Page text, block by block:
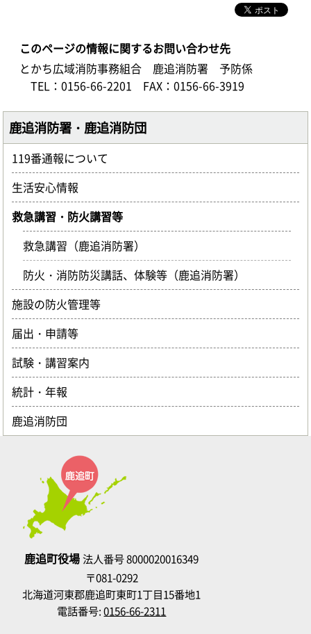
このページの情報に関するお問い合わせ先
とかち広域消防事務組合 鹿追消防署 予防係
TEL：0156-66-2201
FAX：0156-66-3919
鹿追消防署・鹿追消防団
119番通報について
生活安心情報
救急講習・防火講習等
救急講習（鹿追消防署）
防火・消防防災講話、体験等（鹿追消防署）
施設の防火管理等
届出・申請等
試験・講習案内
統計・年報
鹿追消防団
鹿追町役場法人番号 8000020016349
〒081-0292
北海道河東郡鹿追町東町1丁目15番地1
電話番号:0156-66-2311